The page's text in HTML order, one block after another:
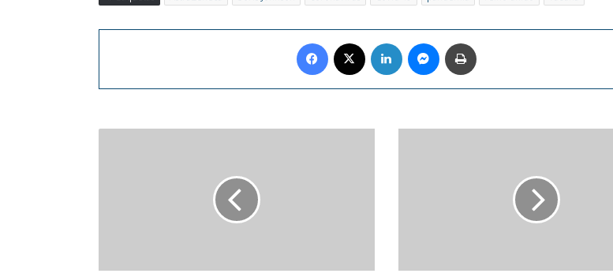
Facebook LinkedIn Messenger
Mundial